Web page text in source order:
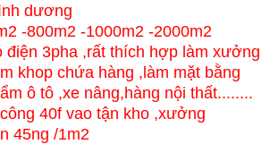
dương
-800m2 -1000m2 -2000m2
điện 3pha ,rất thích hợp làm xưởng
khop chứa hàng ,làm mặt bằng
ô tô ,xe nâng,hàng nội thất........
40f vao tận kho ,xưởng
45ng /1m2